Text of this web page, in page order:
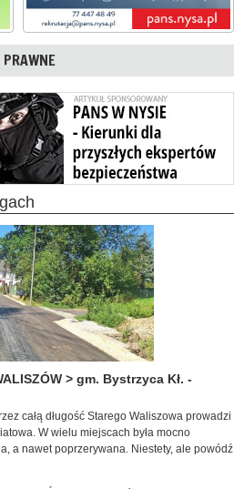
PRAWNE
> gm. Bystrzyca Kł. -
całą długość Starego Waliszowa prowadzi
W wielu miejscach była mocno
a nawet poprzerywana. Niestety, ale powódź